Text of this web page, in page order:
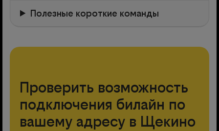
Полезные короткие команды
Проверить возможность
подключения билайн по
вашему адресу в Щекино